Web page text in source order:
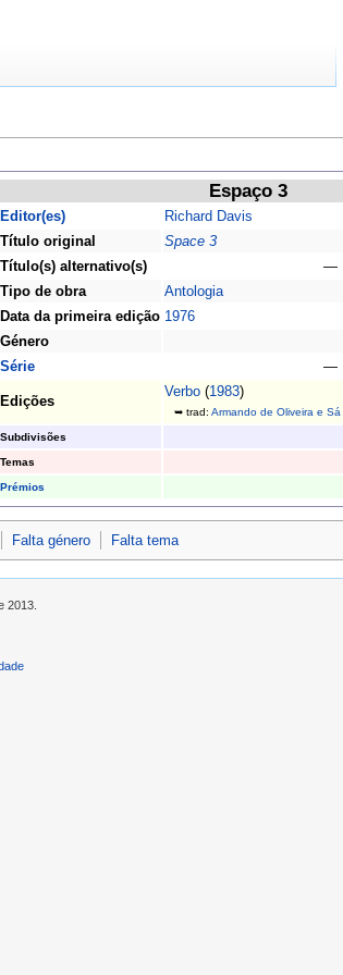
Espaço 3
Editor(es)
Richard Davis
Título original
Space 3
Título(s) alternativo(s)
—
Tipo de obra
Antologia
Data da primeira edição 1976
Género
Série
—
Edições
Verbo(1983)
➥ trad: Armando de Oliveira e Sá
Subdivisões
Temas
Prémios
Falta género Falta tema
2013.